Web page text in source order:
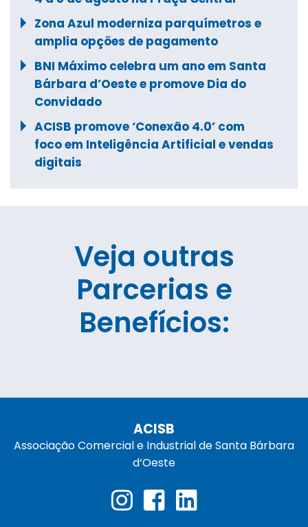
Zona Azul moderniza parquímetros e
amplia opções de pagamento
BNI Máximo celebra um ano em Santa
Bárbara d’Oeste e promove Dia do
Convidado
ACISB promove ‘Conexão 4.0’ com
foco em Inteligência Artificial e vendas
digitais
Veja outras
Parcerias e
Benefícios:
ACISB
Associação Comercial e Industrial de Santa Bárbara
d‘Oeste